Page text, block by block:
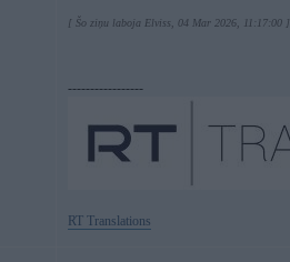
[ Šo ziņu laboja Elviss, 04 Mar 2026, 11:17:00 ]
-----------------
RT Translations